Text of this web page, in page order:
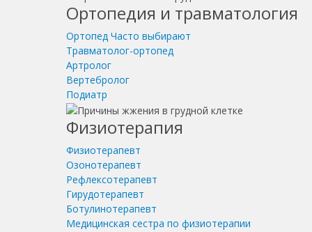
Ортопедия и травматология
Ортопед Часто выбирают
Травматолог-ортопед
Артролог
Вертебролог
Подиатр
Физиотерапия
Физиотерапевт
Озонотерапевт
Рефлексотерапевт
Гирудотерапевт
Ботулинотерапевт
Медицинская сестра по физиотерапии